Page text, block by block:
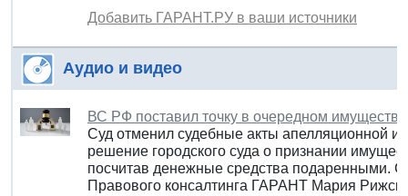
Добавить ГАРАНТ.РУ в ваши источники
Аудио и видео
ВС РФ поставил точку в очередном
Суд отменил судебные акты апелляционной и
решение городского суда о признании
посчитав денежные средства подаренными.
Правового консалтинга ГАРАНТ Мария